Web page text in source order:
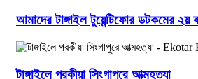
আমাদের টাঙ্গাইল টুয়েন্টিফোর ডটকমের ২য়
টাঙ্গাইলে পরকীয়া সিংগাপুরে আত্মহত্যা